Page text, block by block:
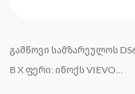
გამწოვი სამზარეულოს
B X ფერი: ინოქს VIEVO...